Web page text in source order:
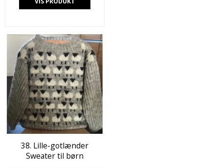
38. Lille-gotlænder
Sweater til børn